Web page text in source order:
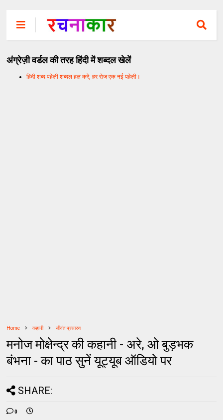
अंग्रेज़ी वर्डल की तरह हिंदी में शब्दल खेलें
हिंदी शब्द पहेली शब्दल हल करें, हर रोज एक नई पहेली।
Home कहानी जीवंत प्रसारण
मनोज मोक्षेन्द्र की कहानी - अरे, ओ बुड़भक
बंभना - का पाठ सुनें यूट्यूब ऑडियो पर
SHARE:
0